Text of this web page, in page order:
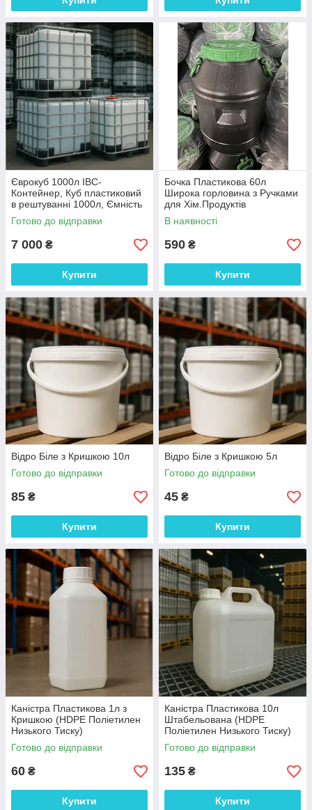
Єврокуб 1000л IBC-
Контейнер, Куб пластиковий
в рештуванні 1000л, Ємність
1000л, Куб 1000л
Готово до відправки
7 000 ₴
Купити
Бочка Пластикова 60л
Широка горловина з Ручками
для Хім.Продуктів
В наявності
590 ₴
Купити
Відро Біле з Кришкою 10л
Готово до відправки
85 ₴
Купити
Відро Біле з Кришкою 5л
Готово до відправки
45 ₴
Купити
Каністра Пластикова 1л з
Кришкою (HDPE Поліетилен
Низького Тиску)
Готово до відправки
60 ₴
Купити
Каністра Пластикова 10л
Штабельована (HDPE
Поліетилен Низького Тиску)
Готово до відправки
135 ₴
Купити